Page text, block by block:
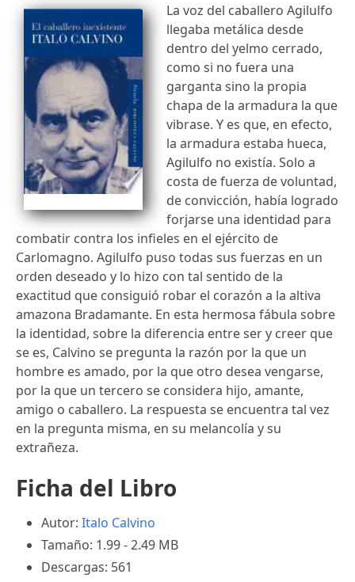
La voz del caballero Agilulfo
llegaba metálica desde
dentro del yelmo cerrado,
como si no fuera una
garganta sino la propia
chapa de la armadura la que
vibrase. Y es que, en efecto,
la armadura estaba hueca,
Agilulfo no existía. Solo a
costa de fuerza de voluntad,
de convicción, había logrado
forjarse una identidad para
combatir contra los infieles en el ejército de
Carlomagno. Agilulfo puso todas sus fuerzas en un
orden deseado y lo hizo con tal sentido de la
exactitud que consiguió robar el corazón a la altiva
amazona Bradamante. En esta hermosa fábula sobre
la identidad, sobre la diferencia entre ser y creer que
se es, Calvino se pregunta la razón por la que un
hombre es amado, por la que otro desea vengarse,
por la que un tercero se considera hijo, amante,
amigo o caballero. La respuesta se encuentra tal vez
en la pregunta misma, en su melancolía y su
extrañeza.
Ficha del Libro
Autor: Italo Calvino
Tamaño: 1.99 - 2.49 MB
Descargas: 561